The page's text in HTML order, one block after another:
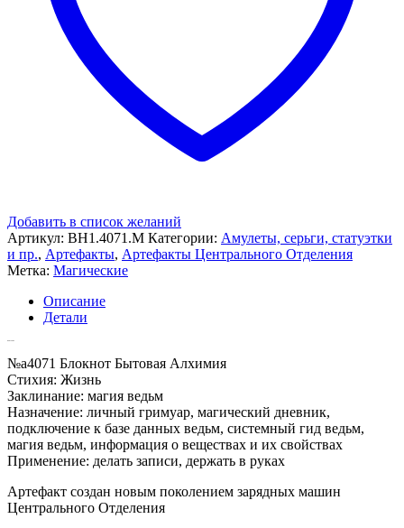
Добавить в список желаний
Артикул: ВН1.4071.M Категории: Амулеты, серьги, статуэтки
и пр., Артефакты, Артефакты Центрального Отделения
Метка: Магические
Описание
Детали
№a4071 Блокнот Бытовая Алхимия
Стихия: Жизнь
Заклинание: магия ведьм
Назначение: личный гримуар, магический дневник,
подключение к базе данных ведьм, системный гид ведьм,
магия ведьм, информация о веществах и их свойствах
Применение: делать записи, держать в руках
Артефакт создан новым поколением зарядных машин
Центрального Отделения